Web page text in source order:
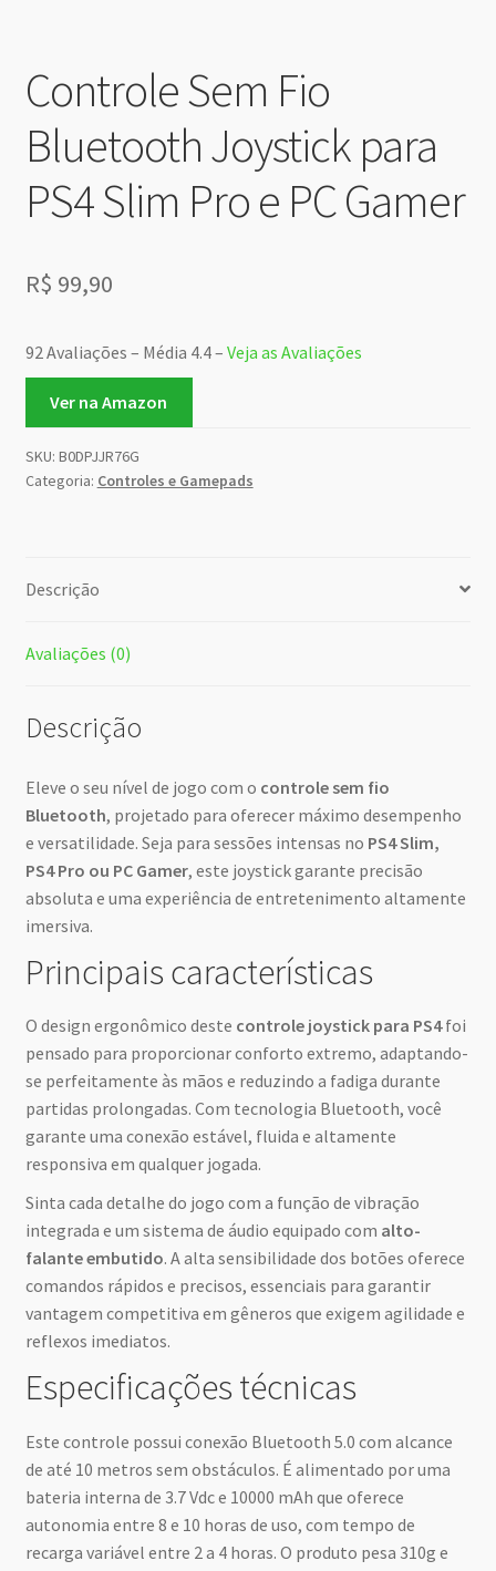
Controle Sem Fio
Bluetooth Joystick para
PS4 Slim Pro e PC Gamer
R$ 99,90
92 Avaliações – Média 4.4 – Veja as Avaliações
Ver na Amazon
SKU: B0DPJJR76G
Categoria: Controles e Gamepads
Descrição
Avaliações (0)
Descrição
Eleve o seu nível de jogo com o controle sem fio
Bluetooth, projetado para oferecer máximo desempenho
e versatilidade. Seja para sessões intensas no PS4 Slim,
PS4 Pro ou PC Gamer, este joystick garante precisão
absoluta e uma experiência de entretenimento altamente
imersiva.
Principais características
O design ergonômico deste controle joystick para PS4foi
pensado para proporcionar conforto extremo, adaptando-
se perfeitamente às mãos e reduzindo a fadiga durante
partidas prolongadas. Com tecnologia Bluetooth, você
garante uma conexão estável, fluida e altamente
responsiva em qualquer jogada.
Sinta cada detalhe do jogo com a função de vibração
integrada e um sistema de áudio equipado com alto-
falante embutido. A alta sensibilidade dos botões oferece
comandos rápidos e precisos, essenciais para garantir
vantagem competitiva em gêneros que exigem agilidade e
reflexos imediatos.
Especificações técnicas
Este controle possui conexão Bluetooth 5.0 com alcance
de até 10 metros sem obstáculos. É alimentado por uma
bateria interna de 3.7 Vdc e 10000 mAh que oferece
autonomia entre 8 e 10 horas de uso, com tempo de
recarga variável entre 2 a 4 horas. O produto pesa 310g e